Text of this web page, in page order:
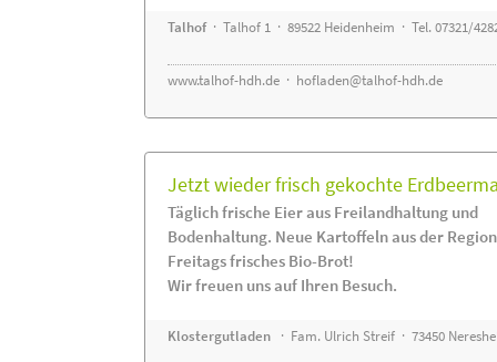
Talhof· Talhof 1 · 89522 Heidenheim · Tel. 07321/
www.talhof-hdh.de · hofladen@talhof-hdh.de
Jetzt wieder frisch gekochte
Täglich frische Eier aus Freilandhaltung und
Bodenhaltung. Neue Kartoffeln aus der
Freitags frisches Bio-Brot!
Wir freuen uns auf Ihren Besuch.
Klostergutladen · Fam. Ulrich Streif · 73450